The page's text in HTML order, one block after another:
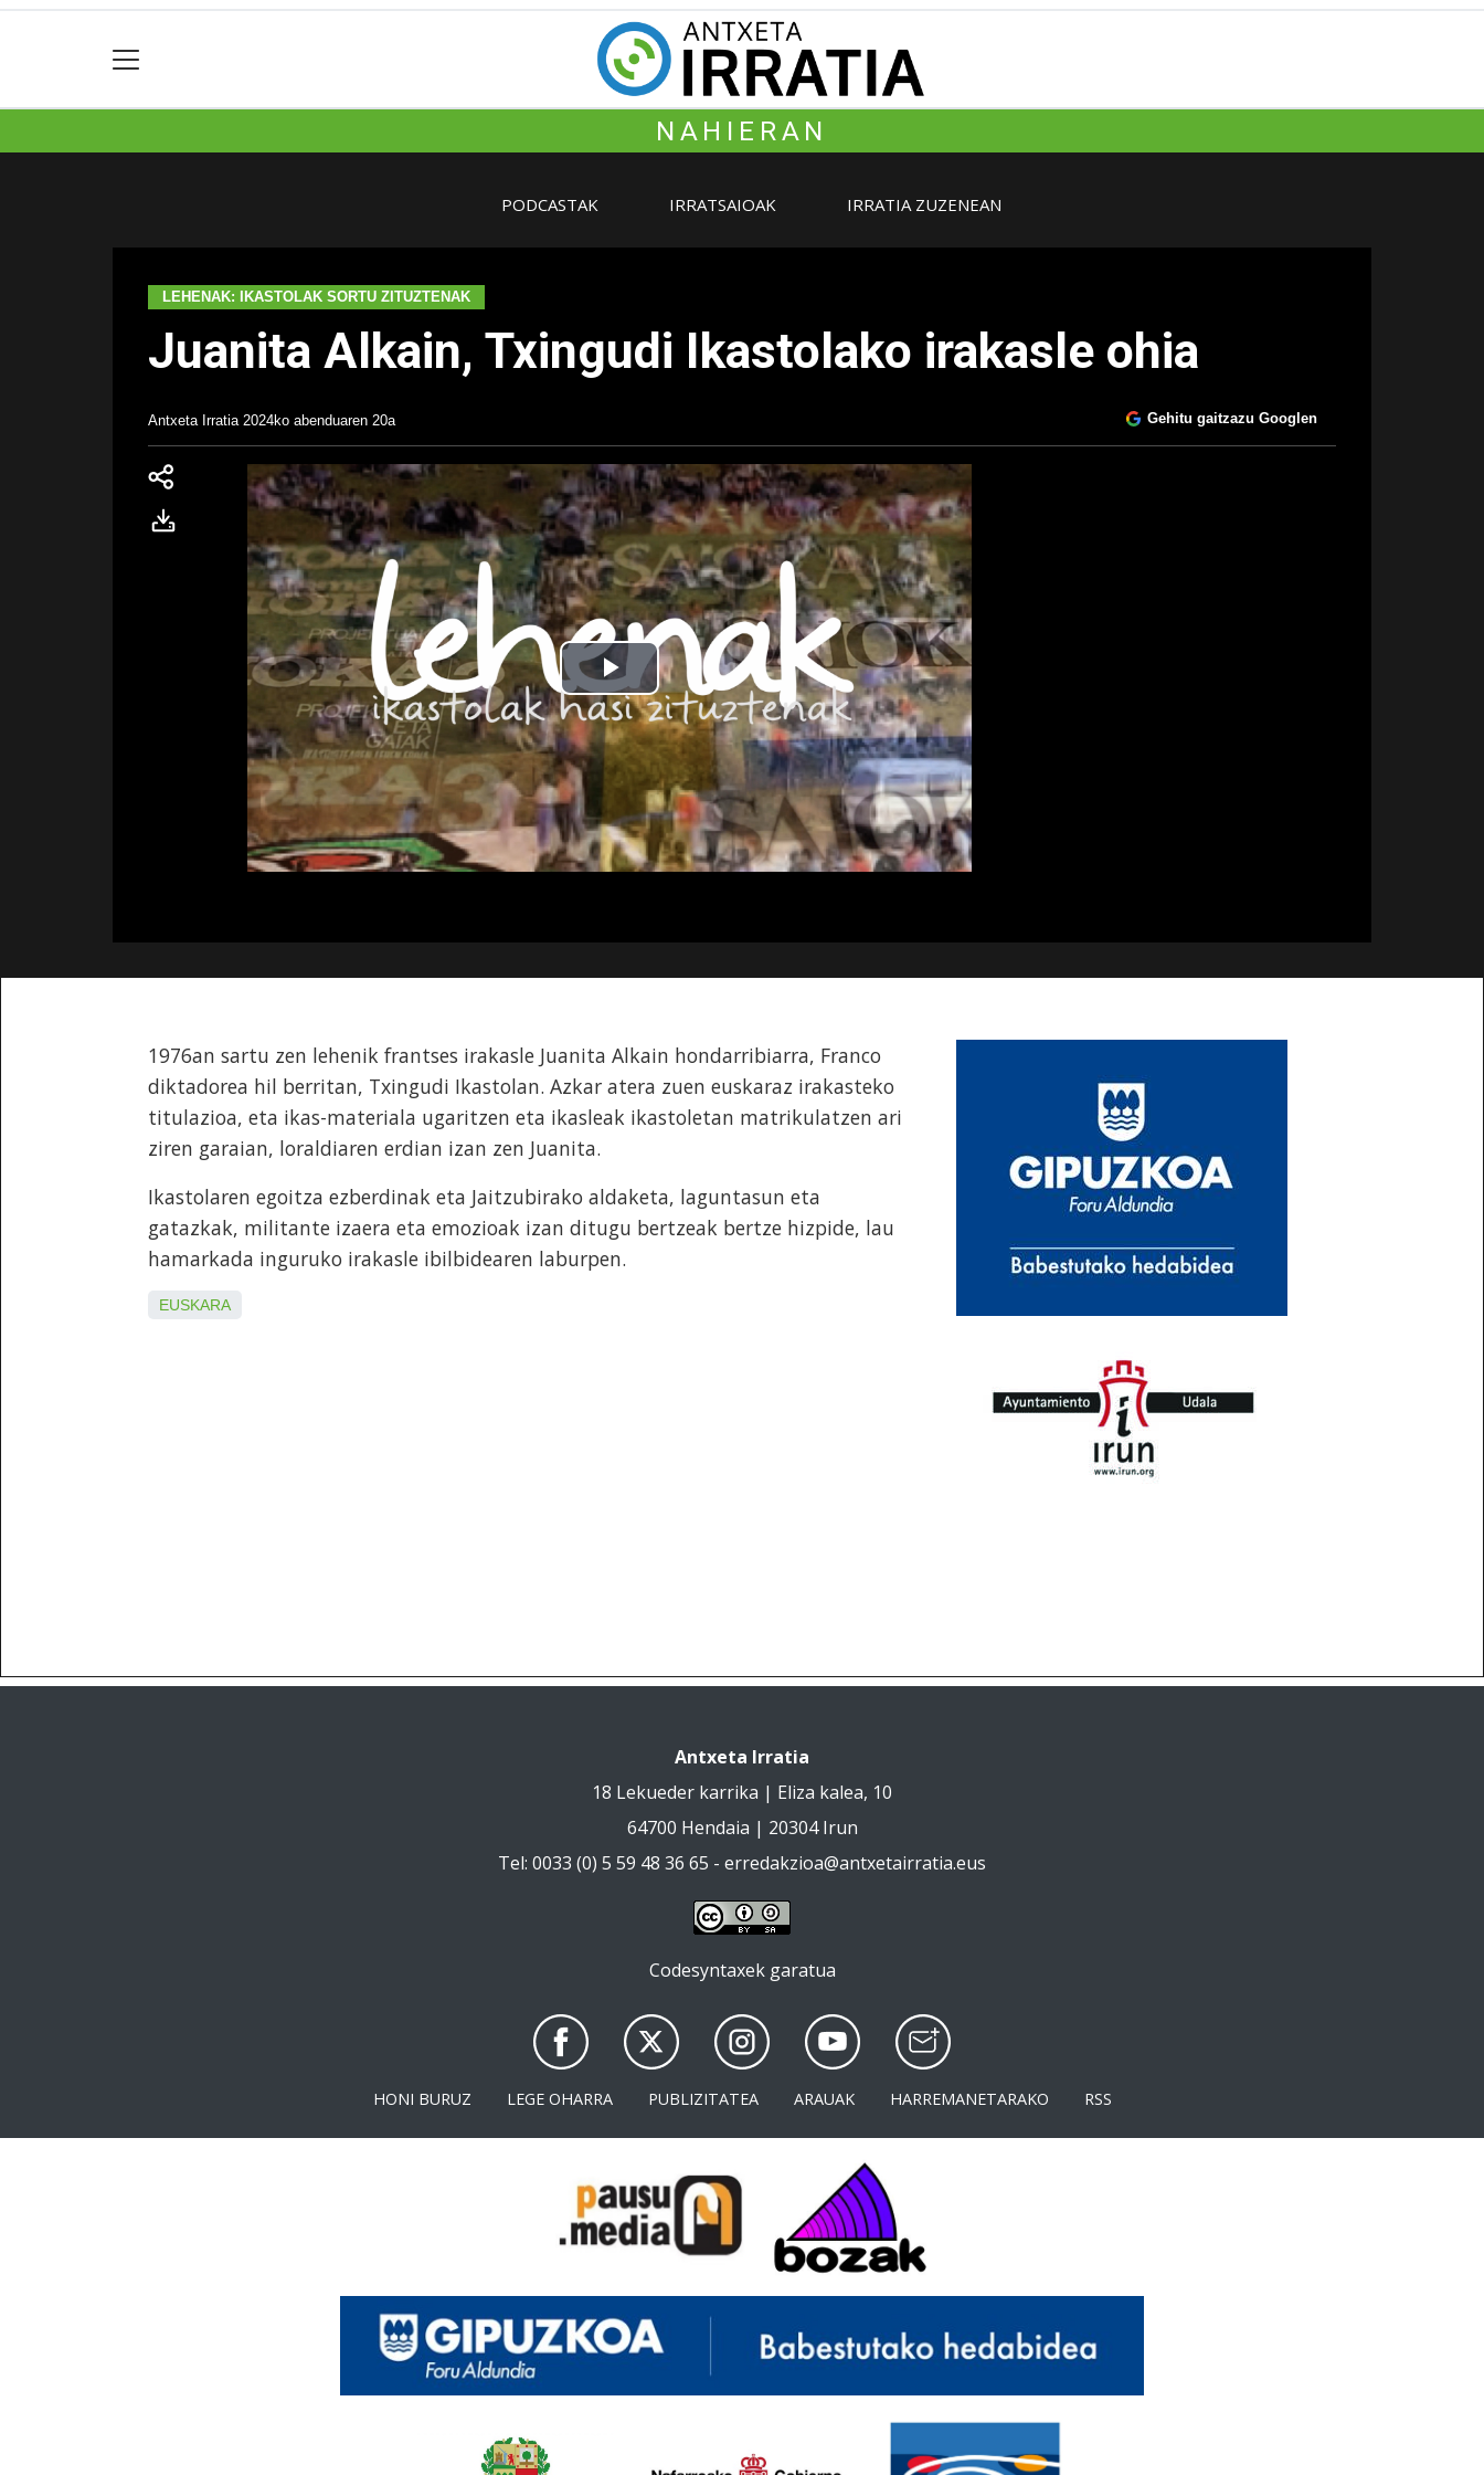
NAHIERAN
PODCASTAK IRRATSAIOAK IRRATIA ZUZENEAN
LEHENAK: IKASTOLAK SORTU ZITUZTENAK
Juanita Alkain, Txingudi Ikastolako irakasle ohia
Antxeta Irratia 2024ko abenduaren 20a Gehitu gaitzazu Googlen
1976an sartu zen lehenik frantses irakasle Juanita Alkain hondarribiarra, Franco
diktadorea hil berritan, Txingudi Ikastolan. Azkar atera zuen euskaraz irakasteko
titulazioa, eta ikas-materiala ugaritzen eta ikasleak ikastoletan matrikulatzen ari
ziren garaian, loraldiaren erdian izan zen Juanita.
Ikastolaren egoitza ezberdinak eta Jaitzubirako aldaketa, laguntasun eta
gatazkak, militante izaera eta emozioak izan ditugu bertzeak bertze hizpide, lau
hamarkada inguruko irakasle ibilbidearen laburpen.
EUSKARA
Antxeta Irratia
18 Lekueder karrika | Eliza kalea, 10
64700 Hendaia | 20304 Irun
Tel: 0033 (0) 5 59 48 36 65 - erredakzioa@antxetairratia.eus
Codesyntaxek garatua
HONI BURUZ LEGE OHARRA PUBLIZITATEA ARAUAK HARREMANETARAKO RSS